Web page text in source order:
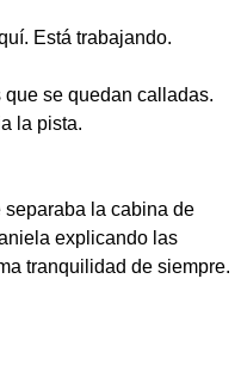
Está trabajando.
se quedan calladas.
la pista.
separaba la cabina de
explicando las
tranquilidad de siempre.